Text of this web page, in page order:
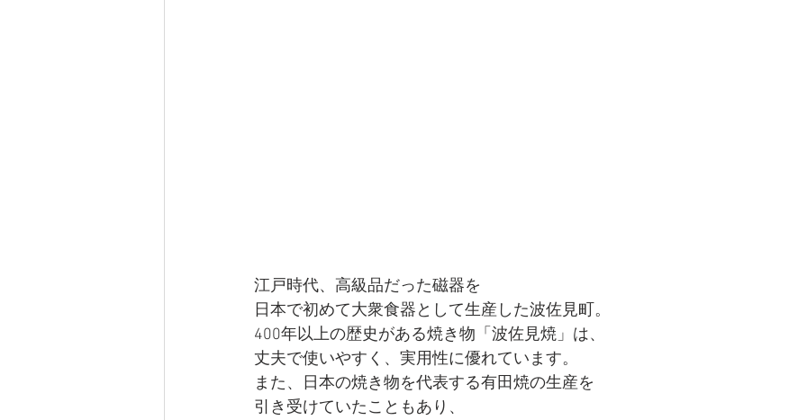
江戸時代、高級品だった磁器を
日本で初めて大衆食器として生産した波佐見町。
400年以上の歴史がある焼き物「波佐見焼」は、
丈夫で使いやすく、実用性に優れています。
また、日本の焼き物を代表する有田焼の生産を
引き受けていたこともあり、